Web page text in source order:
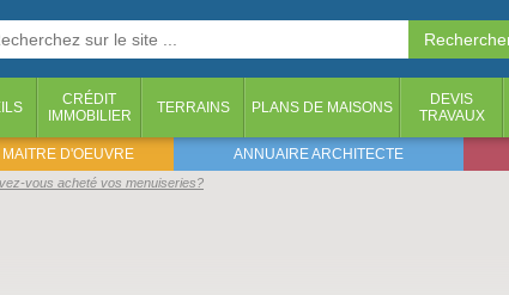
CRÉDIT
IMMOBILIER
TERRAINS PLANS DE MAISONS
DEVIS
TRAVAUX
D'OEUVRE ANNUAIRE ARCHITECTE
vous acheté vos menuiseries?